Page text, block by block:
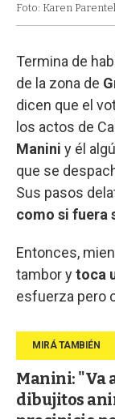
Foto: Karen
Termina de
de la zona de
dicen que el
los actos de
Manini y él
que se
Sus pasos
como si fuera
Entonces,
tambor ytoca
esfuerza pero
Manini: "Va
dibujitos